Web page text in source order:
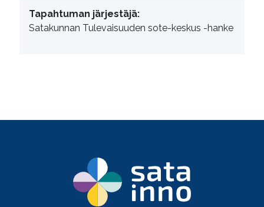
Tapahtuman järjestäjä:
Satakunnan Tulevaisuuden sote-keskus -hanke